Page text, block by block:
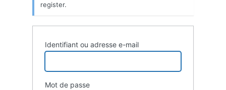
register.
Identifiant ou adresse e-mail
Mot de passe